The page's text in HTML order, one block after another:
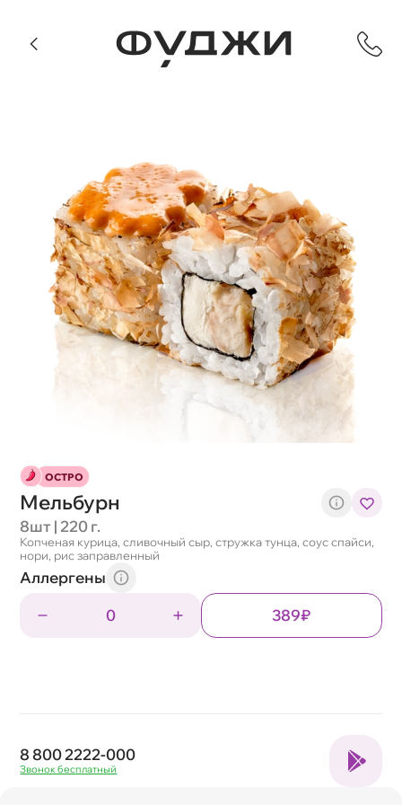
ОСТРО
Мельбурн
8шт | 220 г.
Копченая курица, сливочный сыр, стружка тунца, соус спайси,
нори, рис заправленный
Аллергены
0
389₽
8 800 2222-000
Звонок бесплатный